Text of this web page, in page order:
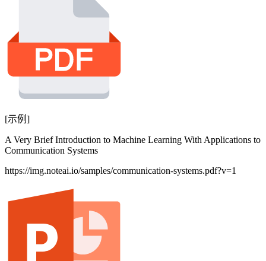
[示例]
A Very Brief Introduction to Machine Learning With Applications to
Communication Systems
https://img.noteai.io/samples/communication-systems.pdf?v=1